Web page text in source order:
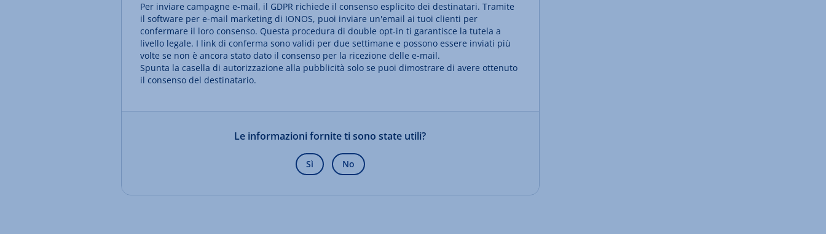
Per inviare campagne e-mail, il GDPR richiede il consenso esplicito dei destinatari. Tramite
il software per e-mail marketing di IONOS, puoi inviare un'email ai tuoi clienti per
confermare il loro consenso. Questa procedura di double opt-in ti garantisce la tutela a
livello legale. I link di conferma sono validi per due settimane e possono essere inviati più
volte se non è ancora stato dato il consenso per la ricezione delle e-mail.
Spunta la casella di autorizzazione alla pubblicità solo se puoi dimostrare di avere ottenuto
il consenso del destinatario.
Le informazioni fornite ti sono state utili?
Sì No